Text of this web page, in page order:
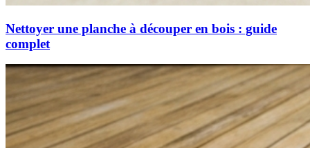
Nettoyer une planche à découper en bois : guide
complet